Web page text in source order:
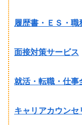
履歴書・ＥＳ・
面接対策サービス
就活・転職・仕事
キャリアカウンセ